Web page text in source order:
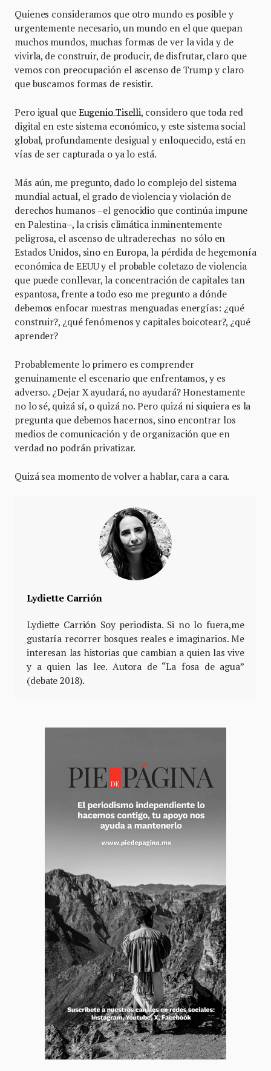
Quienes consideramos que otro mundo es posible y
urgentemente necesario, un mundo en el que quepan
muchos mundos, muchas formas de ver la vida y de
vivirla, de construir, de producir, de disfrutar, claro que
vemos con preocupación el ascenso de Trump y claro
que buscamos formas de resistir.
Pero igual que Eugenio Tiselli, considero que toda red
digital en este sistema económico, y este sistema social
global, profundamente desigual y enloquecido, está en
vías de ser capturada o ya lo está.
Más aún, me pregunto, dado lo complejo del sistema
mundial actual, el grado de violencia y violación de
derechos humanos –el genocidio que continúa impune
en Palestina–, la crisis climática inminentemente
peligrosa, el ascenso de ultraderechas no sólo en
Estados Unidos, sino en Europa, la pérdida de hegemonía
económica de EEUU y el probable coletazo de violencia
que puede conllevar, la concentración de capitales tan
espantosa, frente a todo eso me pregunto a dónde
debemos enfocar nuestras menguadas energías: ¿qué
construir?, ¿qué fenómenos y capitales boicotear?, ¿qué
aprender?
Probablemente lo primero es comprender
genuinamente el escenario que enfrentamos, y es
adverso. ¿Dejar X ayudará, no ayudará? Honestamente
no lo sé, quizá sí, o quizá no. Pero quizá ni siquiera es la
pregunta que debemos hacernos, sino encontrar los
medios de comunicación y de organización que en
verdad no podrán privatizar.
Quizá sea momento de volver a hablar, cara a cara.
Lydiette Carrión
Lydiette Carrión Soy periodista. Si no lo fuera,me
gustaría recorrer bosques reales e imaginarios. Me
interesan las historias que cambian a quien las vive
y a quien las lee. Autora de “La fosa de agua”
(debate 2018).